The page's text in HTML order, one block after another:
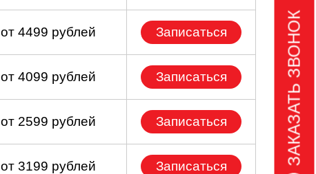
от 4499 рублей Записаться
от 4099 рублей Записаться
от 2599 рублей Записаться
от 3199 рублей Записаться ЗАКАЗАТЬ ЗВОНОК